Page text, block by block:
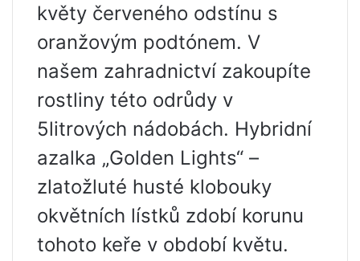
květy červeného odstínu s
oranžovým podtónem. V
našem zahradnictví zakoupíte
rostliny této odrůdy v
5litrových nádobách. Hybridní
azalka „Golden Lights“ –
zlatožluté husté klobouky
okvětních lístků zdobí korunu
tohoto keře v období květu.